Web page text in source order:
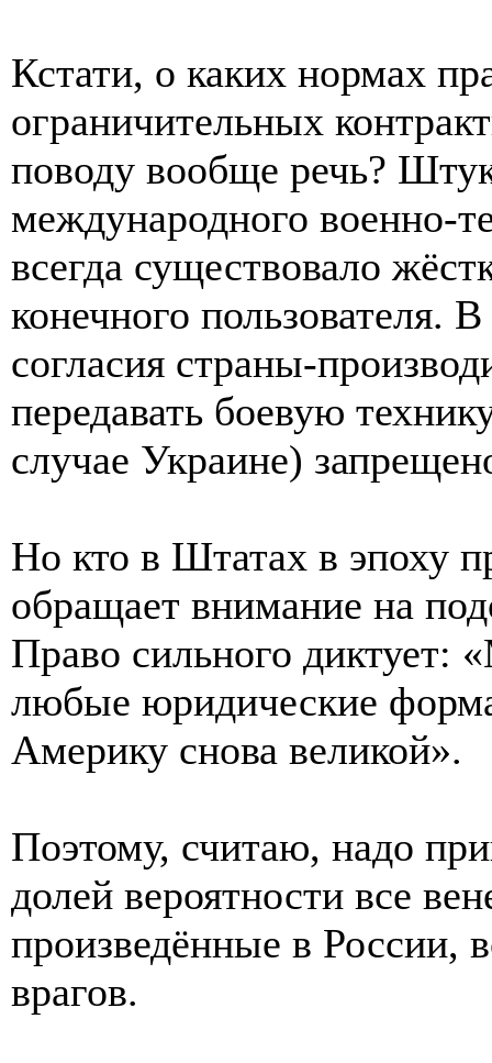
Кстати, о каких нормах
ограничительных
поводу вообще речь?
международного военно-
всегда существовало
конечного пользователя.
согласия страны-
передавать боевую
случае Украине)
Но кто в Штатах в эпоху
обращает внимание на
Право сильного диктует:
любые юридические
Америку снова великой».
Поэтому, считаю, надо
долей вероятности все
произведённые в России,
врагов.